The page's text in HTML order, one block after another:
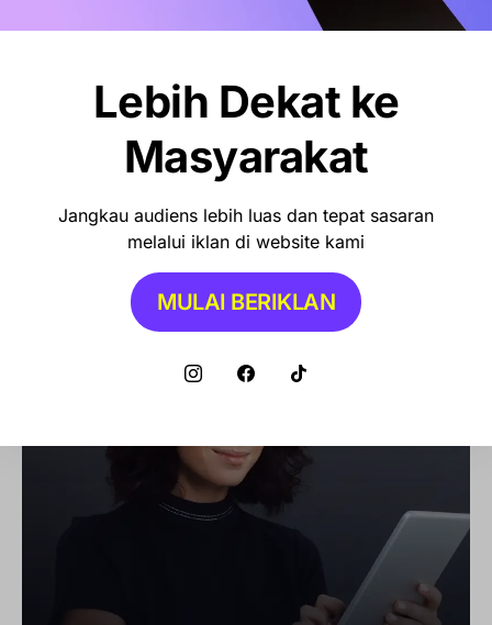
Lebih Dekat ke
Masyarakat
Jangkau audiens lebih luas dan tepat sasaran
melalui iklan di website kami
MULAI BERIKLAN